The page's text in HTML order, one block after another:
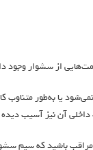
از سشوار وجود
یا به‌طور متناوب
آن نیز آسیب
باشید که سیم